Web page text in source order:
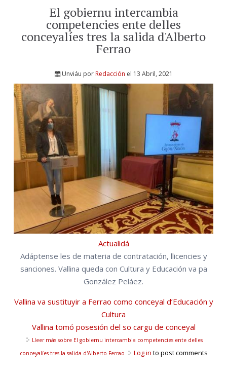
El gobiernu intercambia
competencies ente delles
conceyalíes tres la salida d'Alberto
Ferrao
Unviáu porRedacción el 13 Abril, 2021
Actualidá
Adáptense les de materia de contratación, llicencies y
sanciones. Vallina queda con Cultura y Educación va pa
González Peláez.
Vallina va sustituyir a Ferrao como conceyal d’Educación y
Cultura
Vallina tomó posesión del so cargu de conceyal
Lleer más sobre El gobiernu intercambia competencies ente delles
conceyalíes tres la salida d'Alberto Ferrao
Log in to post comments